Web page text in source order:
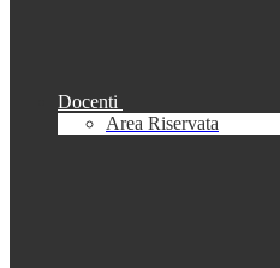
Docenti
Area Riservata